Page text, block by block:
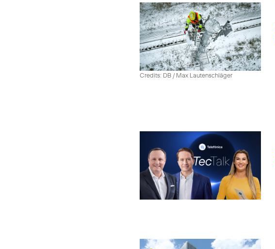
Credits: DB / Max Lautenschläger